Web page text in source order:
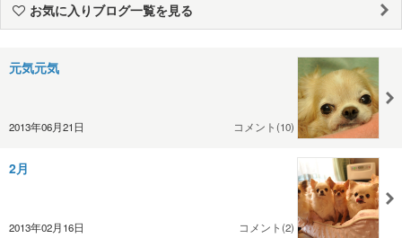
お気に入りブログ一覧を見る
元気元気
2013年06月21日 コメント(10)
2月
2013年02月16日 コメント(2)